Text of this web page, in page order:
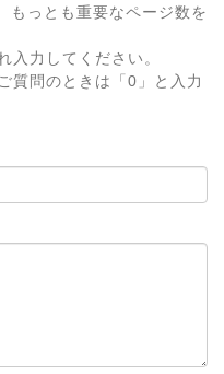
もっとも重要なページ数を
力してください。
質問のときは「0」と入力